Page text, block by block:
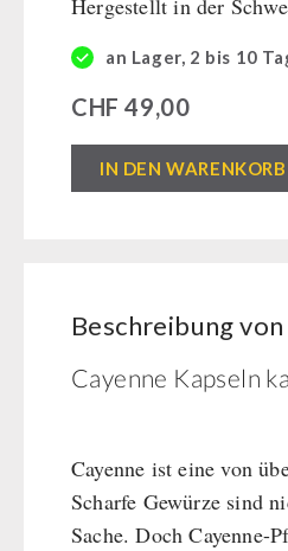
Kurbelgeräte / Radio /
Atemschutz / ABC
Armee-Material /
Bücher
kingnature-Vitalstoffe
BEHÖRDEN /
Notrationen
Dessert
Schutzraum-Ausrüstung
Hergestellt in der
an Lager, 2 bis 10
CHF 49,00
Caye
Vida
IN DEN WARENKORB
Beschreibung
Cayenne Kapseln
Cayenne ist eine von
Scharfe Gewürze sind
Sache. Doch Cayenne-